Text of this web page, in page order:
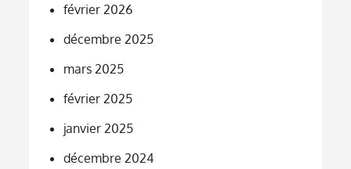
février 2026
décembre 2025
mars 2025
février 2025
janvier 2025
décembre 2024